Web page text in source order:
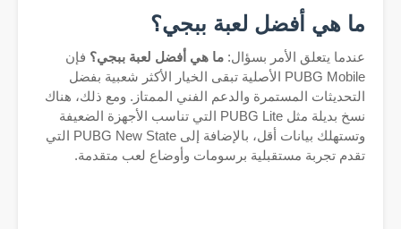
ما هي أفضل لعبة ببجي؟
عندما يتعلق الأمر بسؤال: ما هي أفضل لعبة ببجي؟ فإن
PUBG Mobile الأصلية تبقى الخيار الأكثر شعبية بفضل
التحديثات المستمرة والدعم الفني الممتاز. ومع ذلك، هناك
نسخ بديلة مثل PUBG Lite التي تناسب الأجهزة الضعيفة
وتستهلك بيانات أقل، بالإضافة إلى PUBG New State التي
تقدم تجربة مستقبلية برسومات وأوضاع لعب متقدمة.